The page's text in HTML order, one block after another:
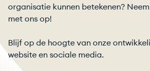
organisatie kunnen betekenen?
met ons op!
Blijf op de hoogte van onze
website en sociale media.